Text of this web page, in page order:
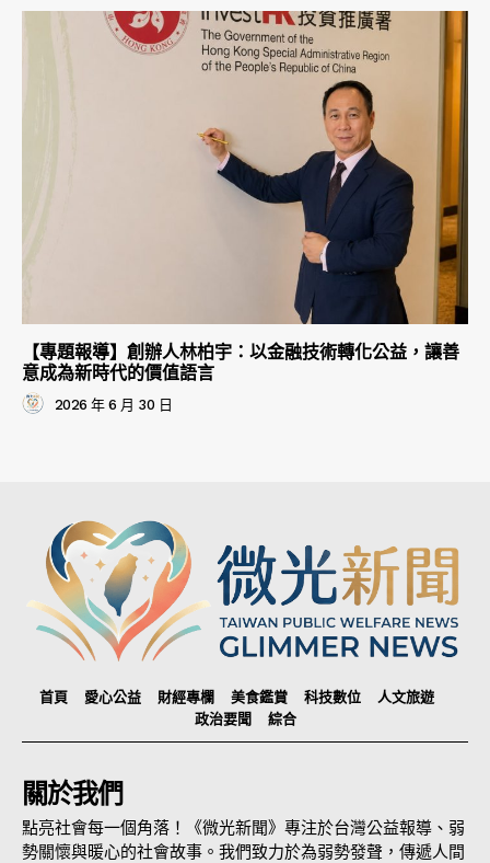
【專題報導】創辦人林柏宇：以金融技術轉化公益，讓善
意成為新時代的價值語言
2026 年 6 月 30 日
首頁 愛心公益 財經專欄 美食鑑賞 科技數位
人文旅遊
政治要聞
綜合
關於我們
點亮社會每一個角落！《微光新聞》專注於台灣公益報導、弱
勢關懷與暖心的社會故事。我們致力於為弱勢發聲，傳遞人間